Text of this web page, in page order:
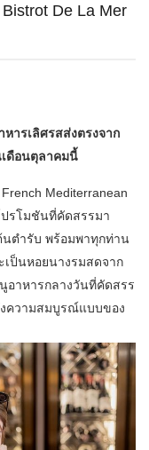
De La Mer
ารเลิศรสส่งตรงจาก
ดือนตุลาคมนี้
Mediterranean
ปรโมชันที่คัดสรรมา
นตำรับ พร้อมพาทุกท่าน
เป็นหอยนางรมสดจาก
อาหารกลางวันที่คัดสรร
งความสมบูรณ์แบบของ